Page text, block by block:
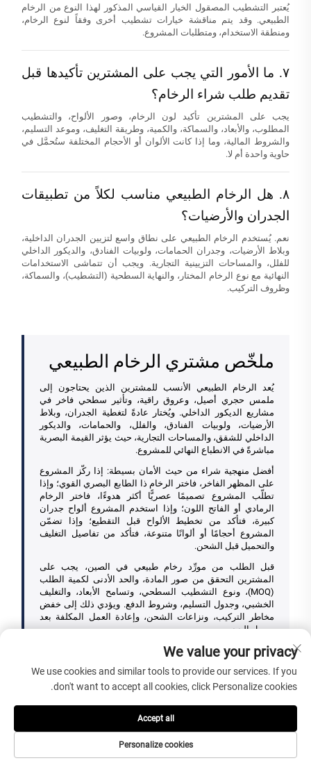
يُعتبر التشطيب المصقول الخيار القياسي المذكور لهذا النوع من الرخام
الطبيعي. وقد يتم مناقشة خيارات تشطيب أخرى وفقاً لنوع الرخام،
ومنطقة الاستخدام، ومتطلبات المشروع.
٧. ما الأمور التي يجب على المشترين تأكيدها قبل
تقديم طلب شراء الرخام؟
يجب على المشترين تأكيد لون الرخام، وصور الألواح، والتشطيب
المطلوب، والأبعاد، والسماكة، والكمية، وطريقة التغليف، وموعد التسليم،
والشروط المالية، وما إذا كانت الألوان أو الأحجام المختلفة ستُحمَّل في
حاوية واحدة أم لا.
٨. هل الرخام الطبيعي مناسب لكلاً من تطبيقات
الجدران والأرضيات؟
نعم. يُستخدم الرخام الطبيعي على نطاق واسع لتزيين الجدران الداخلية،
وبلاط الأرضيات، وجدران الحمامات، ولوبيات الفنادق، والديكور الداخلي
للفلل، والمساحات التزيينية التجارية. ويجب أن تتماشى الاستخدامات
النهائية مع نوع الرخام المختار، والنهاية السطحية (التشطيب)، والسماكة،
وظروف التركيب.
ملخّص مشتري الرخام الطبيعي
يُعد الرخام الطبيعي الأنسب للمشترين الذين يحتاجون إلى
ملمس حجري أصيل، وعروق راقية، وتأثير سطحي فاخر في
مشاريع الديكور الداخلي. ويُختار عادةً لتغطية الجدران، وبلاط
الأرضيات، ولوبيات الفنادق، والفلل، والحمامات، والديكور
الداخلي للشقق، والمساحات التجارية، حيث يؤثر القيمة البصرية
مباشرةً في الانطباع النهائي للمشروع.
أفضل منهجية شراء من حيث الأمان بسيطة: إذا ركّز المشروع
على المظهر الفاخر، فاختر الرخام ذا الطابع البصري القوي؛ وإذا
تطلّب المشروع تصميمًا عصريًّا أكثر هدوءًا، فاختر الرخام
الرمادي أو الفاتح اللون؛ وإذا استخدم المشروع ألواح جدران
كبيرة، فتأكد من تخطيط الألواح قبل التقطيع؛ وإذا تضمّن
المشروع أحجامًا أو ألوانًا متنوعة، فتأكد من تفاصيل التغليف
والتحميل قبل الشحن.
قبل الطلب من مورِّد رخام طبيعي في الصين، يجب على
المشترين التحقق من صور المادة، والحد الأدنى لكمية الطلب
(MOQ)، ونوع التشطيب السطحي، وتسامح الأبعاد، والتغليف
الخشبي، وجدول التسليم، وشروط الدفع. ويؤدي ذلك إلى خفض
مخاطر التركيب، ونزاعات الشحن، وإعادة العمل المكلفة بعد
وصول الحجر.
هل تحتاج إلى رخام طبيعي
لمشروعك القادم؟
We value your privacy
We use cookies and similar tools to provide our services. If you
don't want to accept all cookies, click Personalize cookies.
Personalize cookies
Accept all